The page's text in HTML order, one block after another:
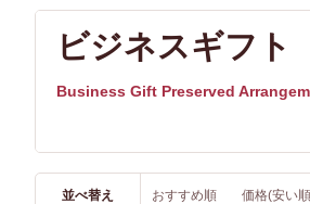
ビジネスギフト
Business Gift Preserved
並べ替え おすすめ順 価格(安い